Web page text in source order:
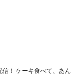
！ ケーキ食べて、あん